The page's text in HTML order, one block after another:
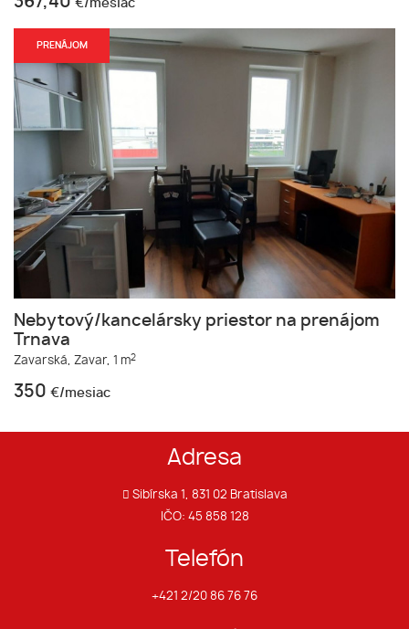
€/mesiac
PRENÁJOM
Nebytový/kancelársky priestor na prenájom
Trnava
Zavarská, Zavar, 1 m2
350 €/mesiac
Adresa
Sibírska 1, 831 02 Bratislava
IČO: 45 858 128
Telefón
+421 2/20 86 76 76